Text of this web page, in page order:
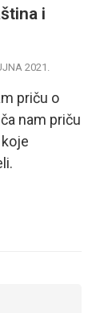
i
2021.
priču o
nam priču